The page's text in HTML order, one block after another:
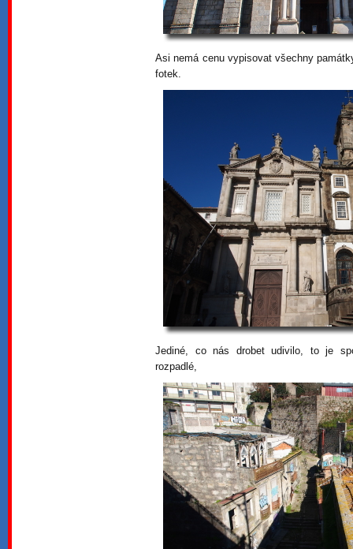
Asi nemá cenu vypisovat všechny
fotek.
Jediné, co nás drobet udivilo, to je
rozpadlé,